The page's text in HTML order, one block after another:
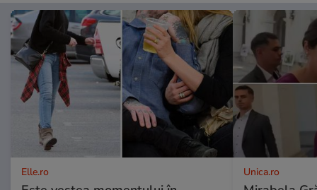
Elle.ro Unica.ro